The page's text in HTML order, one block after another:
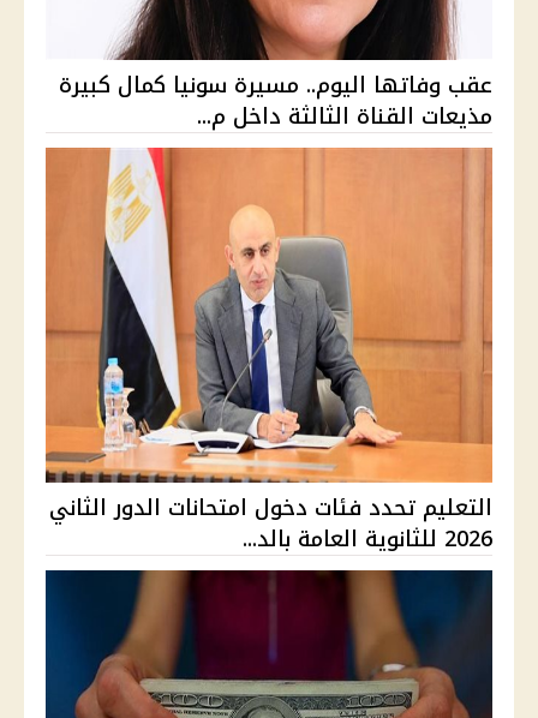
عقب وفاتها اليوم.. مسيرة سونيا كمال كبيرة
مذيعات القناة الثالثة داخل م...
التعليم تحدد فئات دخول امتحانات الدور الثاني
2026 للثانوية العامة بالد...